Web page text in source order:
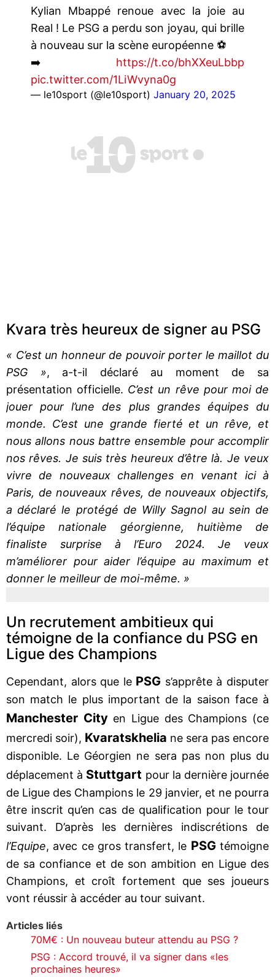
Kylian Mbappé renoue avec la joie au
Real ! Le PSG a perdu son joyau, qui brille
à nouveau sur la scène européenne ⚽️
➡️ https://t.co/bhXXeuLbbp
pic.twitter.com/1LiWvyna0g
— le10sport (@le10sport) January 20, 2025
Kvara très heureux de signer au PSG
« C’est un honneur de pouvoir porter le maillot du
PSG », a-t-il déclaré au moment de sa
présentation officielle. C’est un rêve pour moi de
jouer pour l’une des plus grandes équipes du
monde. C’est une grande fierté et un rêve, et
nous allons nous battre ensemble pour accomplir
nos rêves. Je suis très heureux d’être là. Je veux
vivre de nouveaux challenges en venant ici à
Paris, de nouveaux rêves, de nouveaux objectifs,
a déclaré le protégé de Willy Sagnol au sein de
l’équipe nationale géorgienne, huitième de
finaliste surprise à l’Euro 2024. Je veux
m’améliorer pour aider l’équipe au maximum et
donner le meilleur de moi-même. »
Un recrutement ambitieux qui
témoigne de la confiance du PSG en
Ligue des Champions
Cependant, alors que le PSG s’apprête à disputer
son match le plus important de la saison face à
Manchester Cityen Ligue des Champions (ce
mercredi soir), Kvaratskhelia ne sera pas encore
disponible. Le Géorgien ne sera pas non plus du
déplacement à Stuttgart pour la dernière journée
de Ligue des Champions le 29 janvier, et ne pourra
être inscrit qu’en cas de qualification pour le tour
suivant. D’après les dernières indiscrétions de
l’Equipe, avec ce gros transfert, le PSGtémoigne
de sa confiance et de son ambition en Ligue des
Champions, et croît fortement que ses joueurs
vont réussir à accéder au tour suivant.
Articles liés
70M€ : Un nouveau buteur attendu au PSG ?
PSG : Accord trouvé, il va signer dans «les
prochaines heures»